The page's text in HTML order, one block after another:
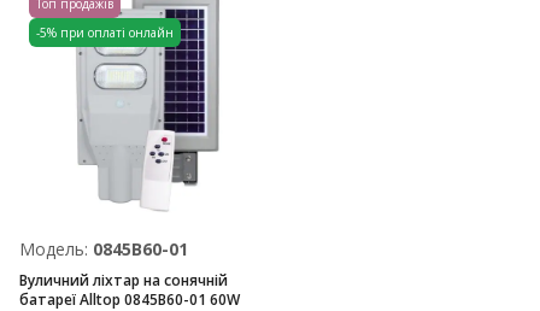
Топ продажів
-5% при оплаті онлайн
Модель: 0845B60-01
Вуличний ліхтар на сонячній
батареї Alltop 0845B60-01 60W